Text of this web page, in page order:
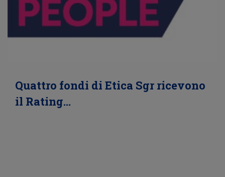
Quattro fondi di Etica Sgr ricevono
il Rating…